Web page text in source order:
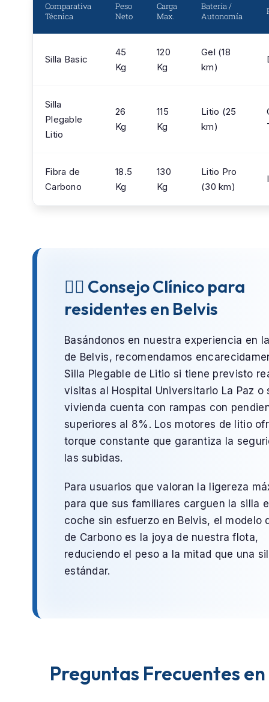
Comparativa
Técnica
Peso
Neto
Carga
Max.
Batería /
Autonomía
Silla Basic
45
Kg
120
Kg
Gel (18
km)
Silla
Plegable
Litio
26
Kg
115
Kg
Litio (25
km)
Fibra de
Carbono
18.5
Kg
130
Kg
Litio Pro
(30 km)
👨‍⚕️ Consejo Clínico para
residentes en Belvis
Basándonos en nuestra experiencia en
de Belvis, recomendamos
Silla Plegable de Litio si tiene previsto
visitas al Hospital Universitario La Paz o
vivienda cuenta con rampas con
superiores al 8%. Los motores de litio
torque constante que garantiza la
las subidas.
Para usuarios que valoran la ligereza
para que sus familiares carguen la silla
coche sin esfuerzo en Belvis, el modelo
de Carbonoes la joya de nuestra flota,
reduciendo el peso a la mitad que una
estándar.
Preguntas Frecuentes